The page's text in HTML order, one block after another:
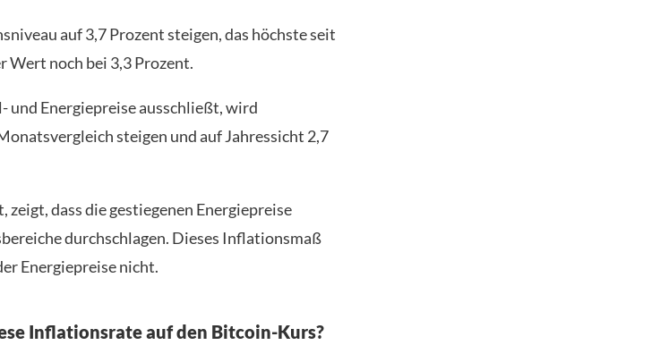
auf 3,7 Prozent steigen, das höchste seit
Wert noch bei 3,3 Prozent.
Energiepreise ausschließt, wird
steigen und auf Jahressicht 2,7
dass die gestiegenen Energiepreise
durchschlagen. Dieses Inflationsmaß
Energiepreise nicht.
Inflationsrate auf den Bitcoin-Kurs?